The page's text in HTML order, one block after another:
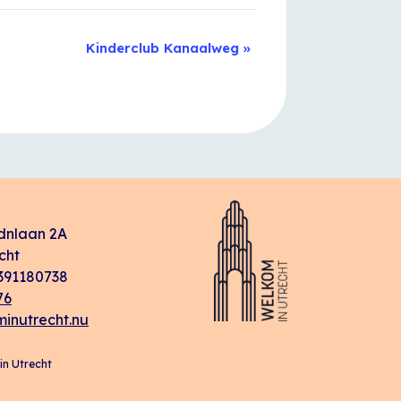
Kinderclub Kanaalweg »
2A
Utrecht